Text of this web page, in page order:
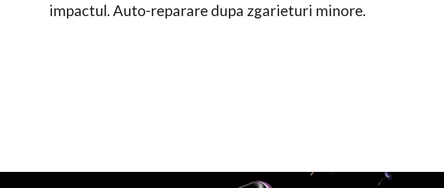
impactul. Auto-reparare dupa zgarieturi minore.